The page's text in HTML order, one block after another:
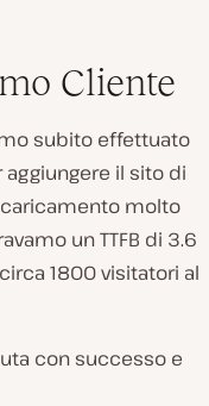
Cliente
subito effettuato
il sito di
molto
un TTFB di 3.6
1800 visitatori al
con successo e